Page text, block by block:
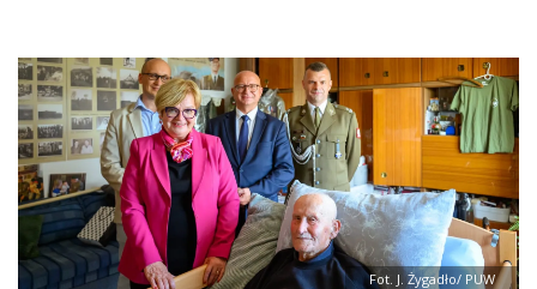
Fot. J. Żygadło/ PUW